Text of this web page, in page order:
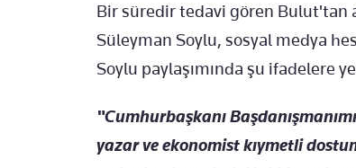
Bir süredir tedavi gören Bulut'tan
Süleyman Soylu, sosyal medya
Soylu paylaşımında şu ifadelere
"Cumhurbaşkanı
yazar ve ekonomist kıymetli